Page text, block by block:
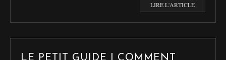
LIRE L'ARTICLE
LE PETIT GUIDE | COMMENT